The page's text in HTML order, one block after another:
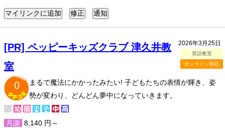
2026年3月25日
英語教室
オンライン対応
[PR] ペッピーキッズクラブ 津久井教
室
0
まるで魔法にかかったみたい! 子どもたちの表情が輝き、姿
勢が変わり、どんどん夢中になっていきます。
月謝 8,140 円～